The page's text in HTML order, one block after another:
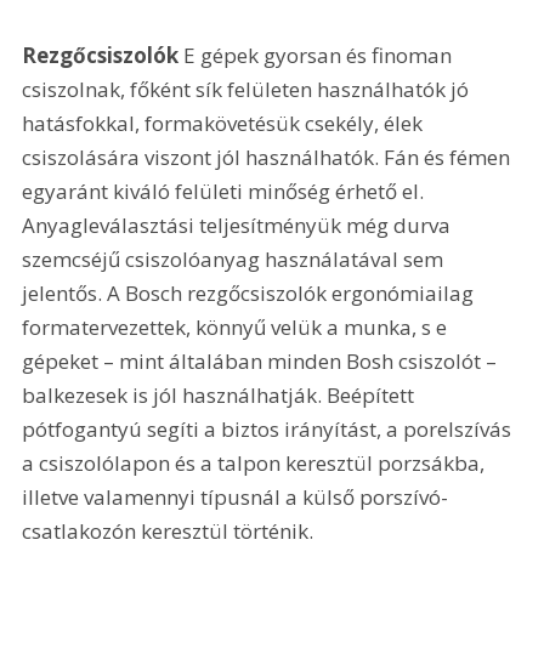
Rezgőcsiszolók E gépek gyorsan és finoman
csiszolnak, főként sík felületen használhatók jó
hatásfokkal, formakövetésük csekély, élek
csiszolására viszont jól használhatók. Fán és fémen
egyaránt kiváló felületi minőség érhető el.
Anyagleválasztási teljesítményük még durva
szemcséjű csiszolóanyag használatával sem
jelentős. A Bosch rezgőcsiszolók ergonómiailag
formatervezettek, könnyű velük a munka, s e
gépeket – mint általában minden Bosh csiszolót –
balkezesek is jól használhatják. Beépített
pótfogantyú segíti a biztos irányítást, a porelszívás
a csiszolólapon és a talpon keresztül porzsákba,
illetve valamennyi típusnál a külső porszívó-
csatlakozón keresztül történik.